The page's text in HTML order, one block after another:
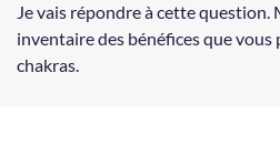
Je vais répondre à cette question.
inventaire des bénéfices que
chakras.